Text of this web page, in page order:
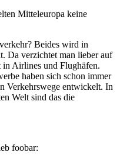
Mitteleuropa keine
Beides wird in
Da verzichtet man lieber auf
in Airlines und Flughäfen.
haben sich schon immer
Verkehrswege entwickelt. In
Welt sind das die
foobar: